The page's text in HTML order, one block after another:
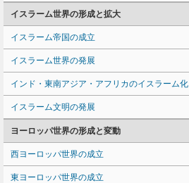
イスラーム世界の形成と拡大
イスラーム帝国の成立
イスラーム世界の発展
インド・東南アジア・アフリカのイスラーム化
イスラーム文明の発展
ヨーロッパ世界の形成と変動
西ヨーロッパ世界の成立
東ヨーロッパ世界の成立